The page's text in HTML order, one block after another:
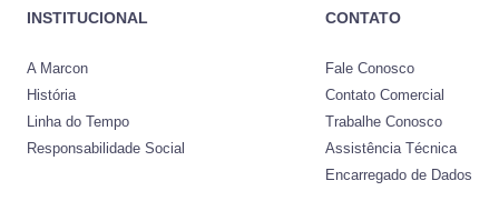
INSTITUCIONAL
A Marcon
História
Linha do Tempo
Responsabilidade Social
CONTATO
Fale Conosco
Contato Comercial
Trabalhe Conosco
Assistência Técnica
Encarregado de Dados